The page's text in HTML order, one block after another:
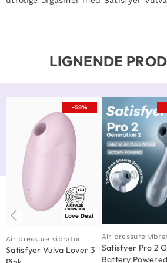
LIGNENDE
-59%
Love Deal
Air pressure vibrator
Satisfyer Vulva Lover 3
Air pressure
Satisfyer Pro 2
Battery Powered